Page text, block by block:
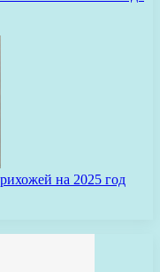
на 2025 год